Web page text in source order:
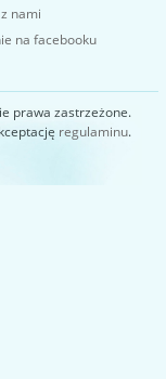
nami
na facebooku
prawa zastrzeżone.
regulaminu.